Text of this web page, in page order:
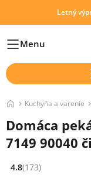
Letný
HlavníMenu
Kuchyňa a varenie
Domáca
7149 90040
Hodnocení: 4.8 z 5
4.8(173)